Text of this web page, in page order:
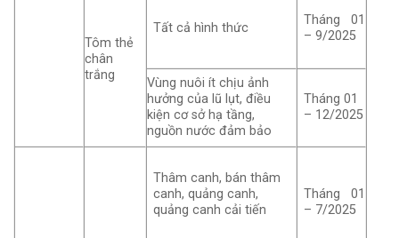
Tôm thẻ
chân
trắng
Tất cả hình thức
Tháng 01
– 9/2025
Vùng nuôi ít chịu ảnh
hưởng của lũ lụt, điều
kiện cơ sở hạ tầng,
nguồn nước đảm bảo
Tháng 01
– 12/2025
Thâm canh, bán thâm
canh, quảng canh,
quảng canh cải tiến
Tháng 01
– 7/2025